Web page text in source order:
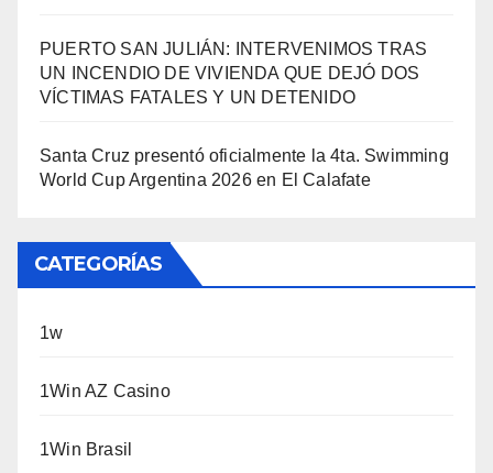
PUERTO SAN JULIÁN: INTERVENIMOS TRAS
UN INCENDIO DE VIVIENDA QUE DEJÓ DOS
VÍCTIMAS FATALES Y UN DETENIDO
Santa Cruz presentó oficialmente la 4ta. Swimming
World Cup Argentina 2026 en El Calafate
CATEGORÍAS
1w
1Win AZ Casino
1Win Brasil